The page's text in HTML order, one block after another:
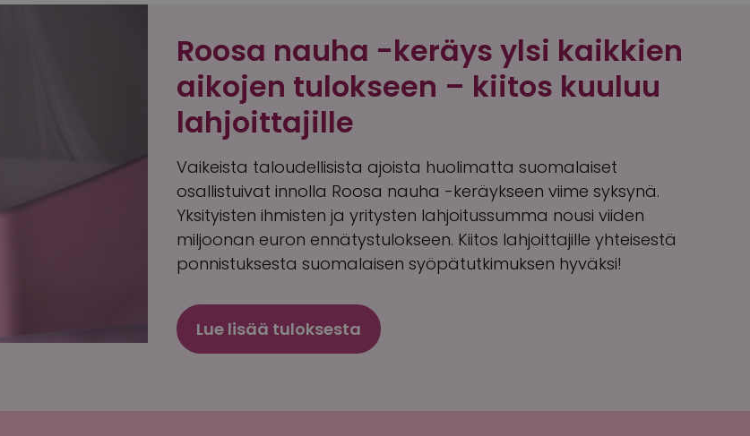
Roosa nauha -keräys ylsi kaikkien
aikojen tulokseen – kiitos kuuluu
lahjoittajille
Vaikeista taloudellisista ajoista huolimatta suomalaiset
osallistuivat innolla Roosa nauha -keräykseen viime syksynä.
Yksityisten ihmisten ja yritysten lahjoitussumma nousi viiden
miljoonan euron ennätystulokseen. Kiitos lahjoittajille yhteisestä
ponnistuksesta suomalaisen syöpätutkimuksen hyväksi!
Lue lisää tuloksesta